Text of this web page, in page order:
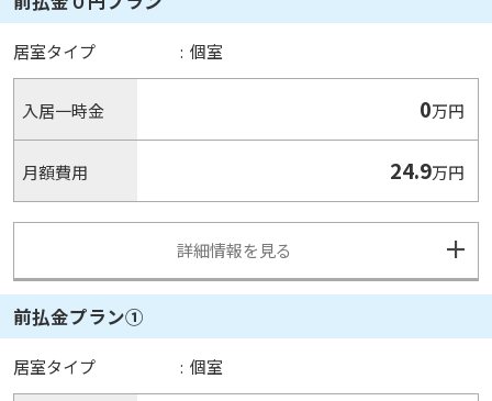
居室タイプ : 個室
入居一時金 0万円
月額費用 24.9万円
詳細情報を見る
前払金プラン①
居室タイプ : 個室